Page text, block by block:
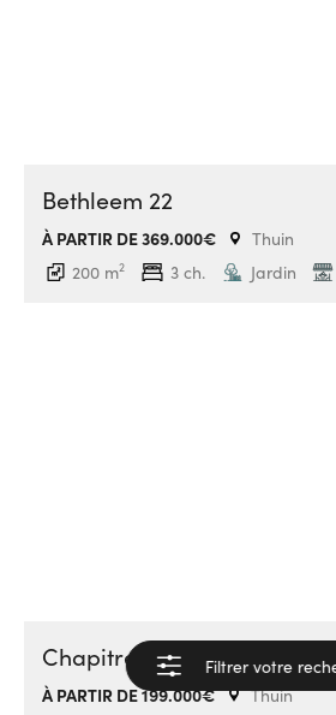
Bethleem 22
À PARTIR DE 369.000€
Thuin
200 m2 3 ch. Jardin
Chapitre 3
À PARTIR DE 199.000€ Thuin
Filtrer votre
Voir les